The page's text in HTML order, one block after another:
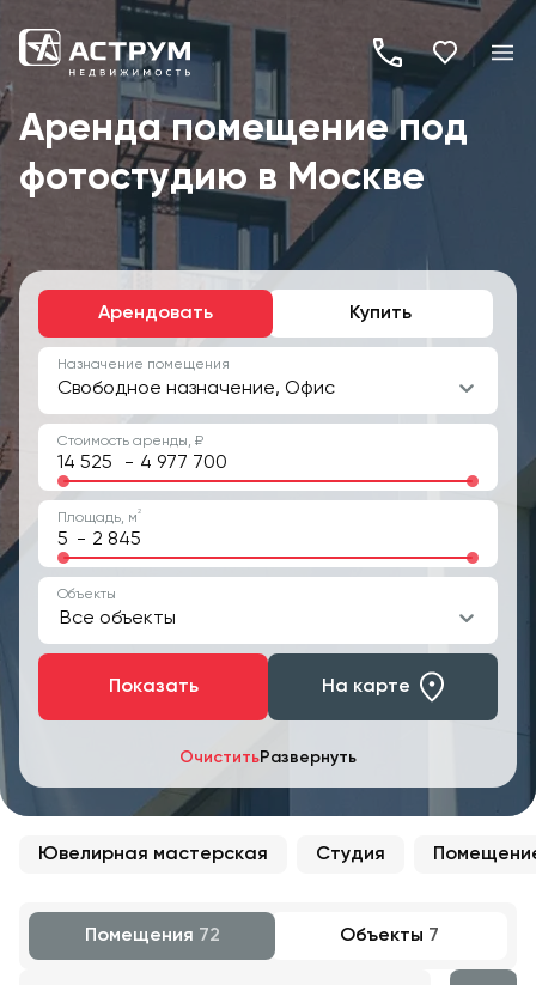
+7
(495)
260-
19-
Аренда помещение под
фотостудию в Москве
Арендовать Купить
ОчиститьРазвернуть
Назначение помещения
Свободное назначение, Офис
Стоимость аренды, ₽
-
Площадь, м2
-
Объекты
Все объекты
Показать На карте
Ювелирная мастерская Студия
Помещения 72 Объекты 7